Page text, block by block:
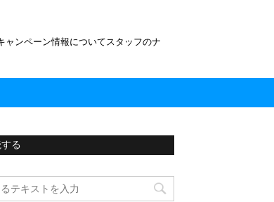
ンペーン情報についてスタッフのナ
る